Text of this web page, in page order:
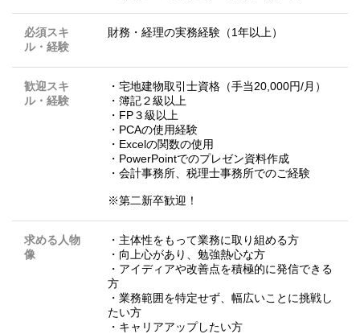
必須スキ
ル・経験
財務・経理の実務経験（1年以上）
歓迎スキ
ル・経験
・宅地建物取引士資格（手当20,000円/月）
・簿記２級以上
・FP３級以上
・PCAの使用経験
・Excelの関数の使用
・PowerPointでのプレゼン資料作成
・会計事務所、税理士事務所でのご経験
※第二新卒歓迎！
求める人物
像
・主体性をもって業務に取り組める方
・向上心があり、勉強熱心な方
・アイディアや改善点を積極的に発信できる
方
・業務範囲を特定せず、幅広いことに挑戦し
たい方
・キャリアアップしたい方